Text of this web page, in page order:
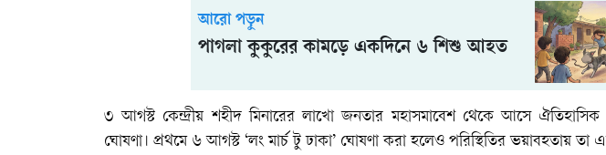
আরো পড়ুন
পাগলা কুকুরের কামড়ে একদিনে ৬ শিশু আহত
৩ আগস্ট কেন্দ্রীয় শহীদ মিনারের লাখো জনতার মহাসমাবেশ থেকে আসে
ঘোষণা। প্রথমে ৬ আগস্ট ‘লং মার্চ টু ঢাকা’ ঘোষণা করা হলেও পরিস্থিতির ভয়াবহতায়